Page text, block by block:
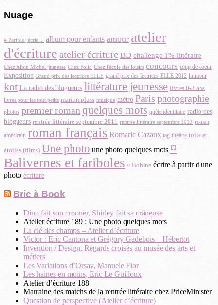
Nuage
# Parfois j'écris ... album pour enfants amour atelier
d'écriture atelier écriture BD challenge 1% littéraire
Chez Albin Michel jeunesse Chez Folio Chez l'école des loisirs concours coup de coeur
Exposition Grand prix des lectrices ELLE grand prix des lectrices ELLE 2012 humour
kot La radio des blogueurs littérature jeunesse livres 0-3 ans
livres pour les tout petits marion pluss musique métro Paris photographie
photos premier roman quelques mots quête identitaire radio des
blogueurs rentrée littéraire septembre 2011 rentrée littéraire septembre 2013 roman
américain roman français Romaric Cazaux tag théâtre toile et
étoiles (films) Une photo une photo quelques mots ¤
Balivernes et fariboles ¤ Bobine écrire à partir d'une
photo écriture
Bric à Book
Dino fait son crooner, Shirley fait sa crâneuse
Atelier écriture 189 : Une photo quelques mots
La clé des champs – Atelier d’écriture
Victor : Eric Cantona et Grégory Gadebois – Hébertot
Invention / Design, Regards croisés au musée des arts et
métiers
Les Variations d’Orsay, Manuele Fior
Les haines en moins, Eric Le Guilloux
Atelier d’écriture 188
Marraine des matchs de la rentrée littéraire chez PriceMinister
Question de perspective (Atelier d’écriture)